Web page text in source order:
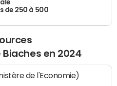
de 250 à 500
en 2024
de l'Economie)